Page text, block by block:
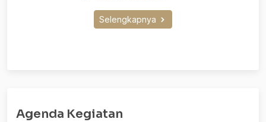
Selengkapnya
Agenda Kegiatan